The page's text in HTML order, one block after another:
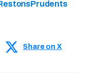
Share on X